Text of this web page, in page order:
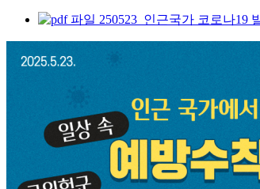
250523_인근국가 코로나19